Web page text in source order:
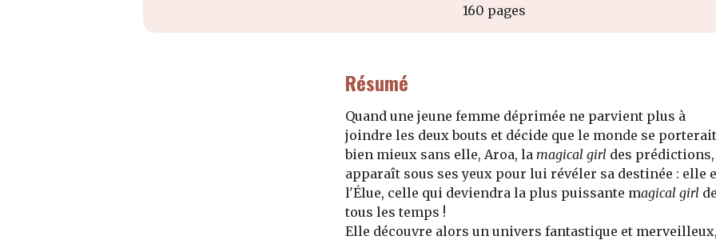
160 pages
Résumé
Quand une jeune femme déprimée ne parvient plus à
joindre les deux bouts et décide que le monde se porterait
bien mieux sans elle, Aroa, la magical girl des prédictions,
apparaît sous ses yeux pour lui révéler sa destinée : elle
l'Élue, celle qui deviendra la plus puissante magical girl de
tous les temps !
Elle découvre alors un univers fantastique et merveilleux,